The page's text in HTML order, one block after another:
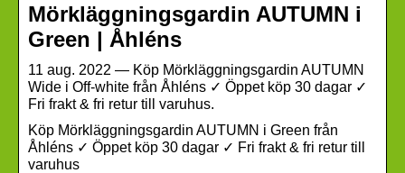
Mörkläggningsgardin AUTUMN i
Green | Åhléns
11 aug. 2022 — Köp Mörkläggningsgardin AUTUMN
Wide i Off-white från Åhléns ✓ Öppet köp 30 dagar ✓
Fri frakt & fri retur till varuhus.
Köp Mörkläggningsgardin AUTUMN i Green från
Åhléns ✓ Öppet köp 30 dagar ✓ Fri frakt & fri retur till
varuhus